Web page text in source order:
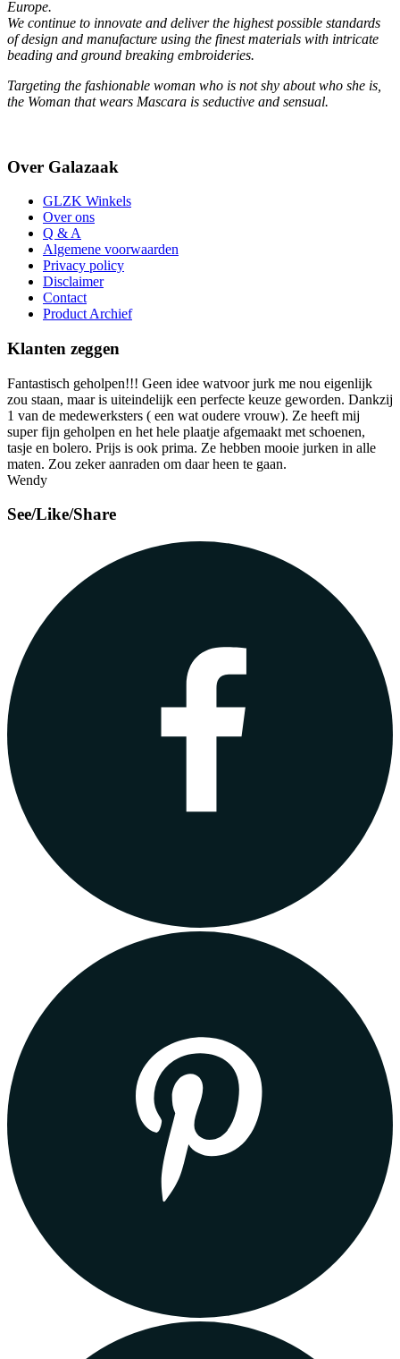
Europe.
We continue to innovate and deliver the highest possible standards
of design and manufacture using the finest materials with intricate
beading and ground breaking embroideries.
Targeting the fashionable woman who is not shy about who she is,
the Woman that wears Mascara is seductive and sensual.
Over Galazaak
GLZK Winkels
Over ons
Q & A
Algemene voorwaarden
Privacy policy
Disclaimer
Contact
Product Archief
Klanten zeggen
Fantastisch geholpen!!! Geen idee watvoor jurk me nou eigenlijk
zou staan, maar is uiteindelijk een perfecte keuze geworden. Dankzij
1 van de medewerksters ( een wat oudere vrouw). Ze heeft mij
super fijn geholpen en het hele plaatje afgemaakt met schoenen,
tasje en bolero. Prijs is ook prima. Ze hebben mooie jurken in alle
maten. Zou zeker aanraden om daar heen te gaan.
Wendy
See/Like/Share